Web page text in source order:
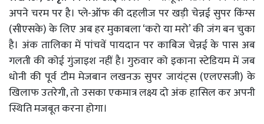
अपने चरम पर है। प्ले-ऑफ की दहलीज पर खड़ी चेन्नई सुपर किंग्स
(सीएसके) के लिए अब हर मुकाबला ‘करो या मरो’ की जंग बन चुका
है। अंक तालिका में पांचवें पायदान पर काबिज चेन्नई के पास अब
गलती की कोई गुंजाइश नहीं है। गुरुवार को इकाना स्टेडियम में जब
धोनी की पूर्व टीम मेजबान लखनऊ सुपर जायंट्स (एलएसजी) के
खिलाफ उतरेगी, तो उसका एकमात्र लक्ष्य दो अंक हासिल कर अपनी
स्थिति मजबूत करना होगा।